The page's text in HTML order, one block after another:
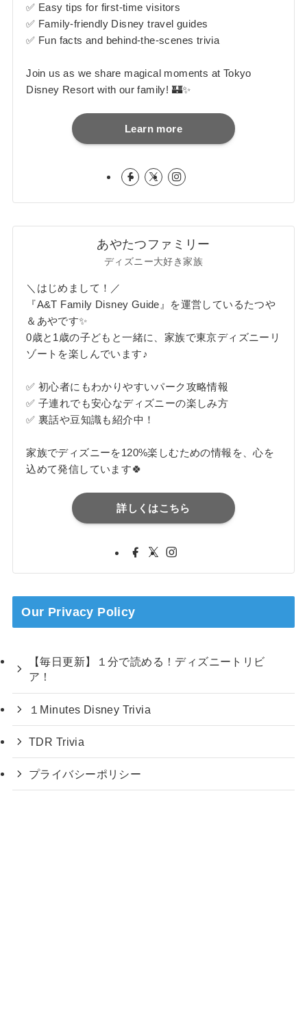
✅ Easy tips for first-time visitors
✅ Family-friendly Disney travel guides
✅ Fun facts and behind-the-scenes trivia
Join us as we share magical moments at Tokyo
Disney Resort with our family! 🏰✨
Learn more
あやたつファミリー
ディズニー大好き家族
＼はじめまして！／
『A&T Family Disney Guide』を運営しているたつや
＆あやです✨
0歳と1歳の子どもと一緒に、家族で東京ディズニーリ
ゾートを楽しんでいます♪
✅ 初心者にもわかりやすいパーク攻略情報
✅ 子連れでも安心なディズニーの楽しみ方
✅ 裏話や豆知識も紹介中！
家族でディズニーを120%楽しむための情報を、心を
込めて発信しています🍀
詳しくはこちら
Our Privacy Policy
【毎日更新】１分で読める！ディズニートリビ
ア！
１Minutes Disney Trivia
TDR Trivia
プライバシーポリシー